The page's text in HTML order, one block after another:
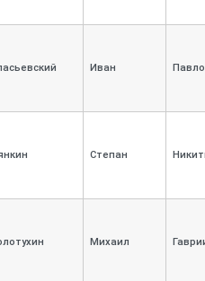
Иван
Степан
Михаил